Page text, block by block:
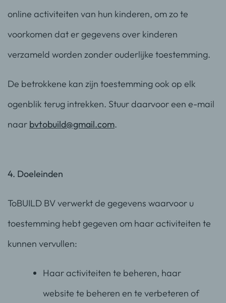
online activiteiten van hun kinderen, om zo te
voorkomen dat er gegevens over kinderen
verzameld worden zonder ouderlijke toestemming.
De betrokkene kan zijn toestemming ook op elk
ogenblik terug intrekken. Stuur daarvoor een e-mail
naar bvtobuild@gmail.com.
4. Doeleinden
ToBUILD BV verwerkt de gegevens waarvoor u
toestemming hebt gegeven om haar activiteiten te
kunnen vervullen:
Haar activiteiten te beheren, haar
website te beheren en te verbeteren of